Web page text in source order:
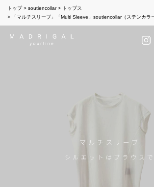
トップ soutiencollar
トップス
「マルチスリーブ」「Multi Sleeve」soutiencollar（ステンカラ
マルチスリーブ
シルエットはブラウスで